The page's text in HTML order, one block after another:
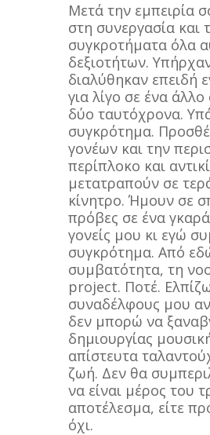
Μετά την εμπειρία
στη συνεργασία και
συγκροτήματα όλα
δεξιοτήτων.
διαλύθηκαν επειδή
για λίγο σε ένα
δύο ταυτόχρονα.
συγκρότημα.
γονέων και την
περίπλοκο και
μετατραπούν σε
κίνητρο. Ήμουν σε
πρόβες σε ένα
γονείς μου κι εγώ
συγκρότημα. Από
συμβατότητα, τη
project. Ποτέ.
συναδέλφους μου
δεν μπορώ να
δημιουργίας
απίστευτα
ζωή. Δεν θα
να είναι μέρος του
αποτέλεσμα, είτε
όχι.